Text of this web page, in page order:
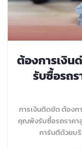
ต้องการเงิ
รับซื้อรถร
การเงินติดขัด ต้องก
คุณพ้งรับซื้อรถราคา
การันตีด้วยบริ